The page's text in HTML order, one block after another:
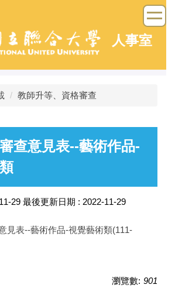
人事室
教師升等、資格審查
查意見表--藝術作品-
29 最後更新日期 : 2022-11-29
見表--藝術作品-視覺藝術類(111-
瀏覽數: 901